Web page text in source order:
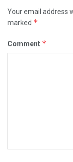
Your email address
marked *
Comment *